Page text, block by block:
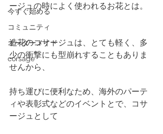
今すぐ始める
コミュニティ
オーダーメイド
corsage
ージュの時によく使われるお花とは。
造花のコサージュは、とても軽く、多
少の衝撃にも型崩れすることもありま
せんから、
持ち運びに便利なため、海外のパーテ
ィや表彰式などのイベントとで、コサ
ージュとして